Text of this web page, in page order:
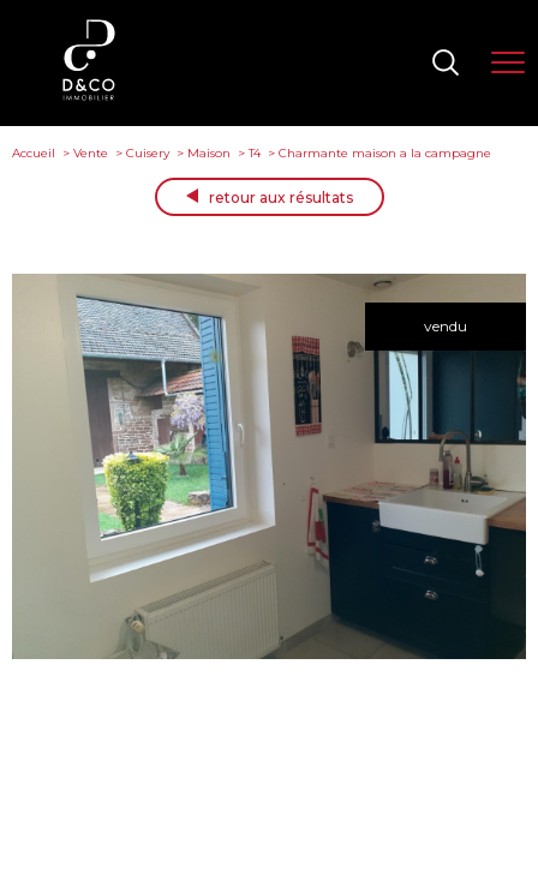
Accueil Vente Cuisery Maison T4 Charmante maison a la campagne
retour aux résultats
vendu